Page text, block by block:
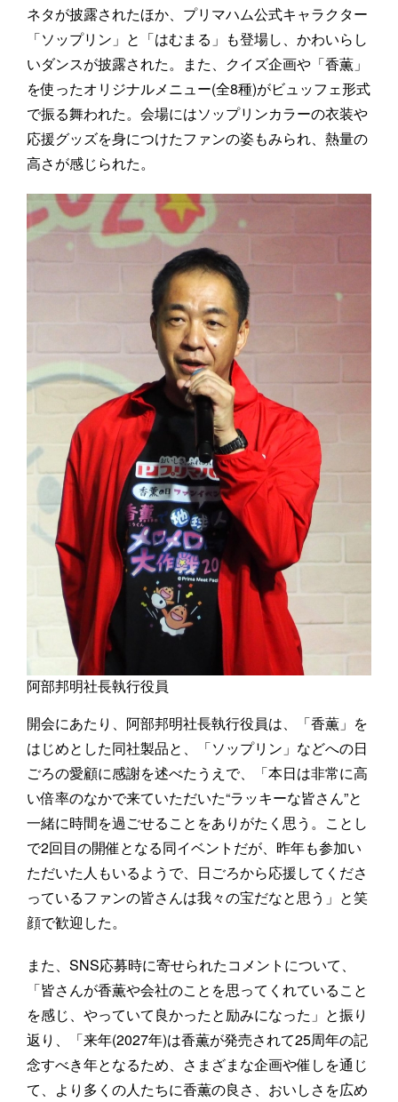
ネタが披露されたほか、プリマハム公式キャラクター
「ソップリン」と「はむまる」も登場し、かわいらし
いダンスが披露された。また、クイズ企画や「香薫」
を使ったオリジナルメニュー(全8種)がビュッフェ形式
で振る舞われた。会場にはソップリンカラーの衣装や
応援グッズを身につけたファンの姿もみられ、熱量の
高さが感じられた。
阿部邦明社長執行役員
開会にあたり、阿部邦明社長執行役員は、「香薫」を
はじめとした同社製品と、「ソップリン」などへの日
ごろの愛顧に感謝を述べたうえで、「本日は非常に高
い倍率のなかで来ていただいた“ラッキーな皆さん”と
一緒に時間を過ごせることをありがたく思う。ことし
で2回目の開催となる同イベントだが、昨年も参加い
ただいた人もいるようで、日ごろから応援してくださ
っているファンの皆さんは我々の宝だなと思う」と笑
顔で歓迎した。
また、SNS応募時に寄せられたコメントについて、
「皆さんが香薫や会社のことを思ってくれていること
を感じ、やっていて良かったと励みになった」と振り
返り、「来年(2027年)は香薫が発売されて25周年の記
念すべき年となるため、さまざまな企画や催しを通じ
て、より多くの人たちに香薫の良さ、おいしさを広め